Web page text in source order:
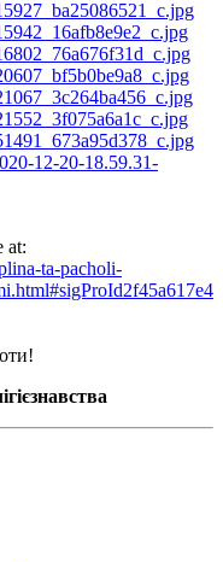
at:
ta-pacholi-